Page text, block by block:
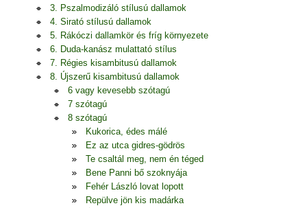
3. Pszalmodizáló stílusú dallamok
4. Sirató stílusú dallamok
5. Rákóczi dallamkör és fríg környezete
6. Duda-kanász mulattató stílus
7. Régies kisambitusú dallamok
8. Újszerű kisambitusú dallamok
6 vagy kevesebb szótagú
7 szótagú
8 szótagú
Kukorica, édes málé
Ez az utca gidres-gödrös
Te csaltál meg, nem én téged
Bene Panni bő szoknyája
Fehér László lovat lopott
Repülve jön kis madárka